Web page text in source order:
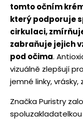
tomto očním
který podporuje
cirkulaci,
zabraňuje jejich
pod očima.
vizuálně zlepšují
jemné linky,
Značka Puristry